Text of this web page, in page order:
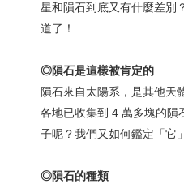
星和隕石到底又有什麼差別
道了！
◎隕石是這樣被肯定的
隕石來自太陽系，是其他天
各地已收集到 4 萬多塊的隕
子呢？我們又如何鑑定「它
◎隕石的種類